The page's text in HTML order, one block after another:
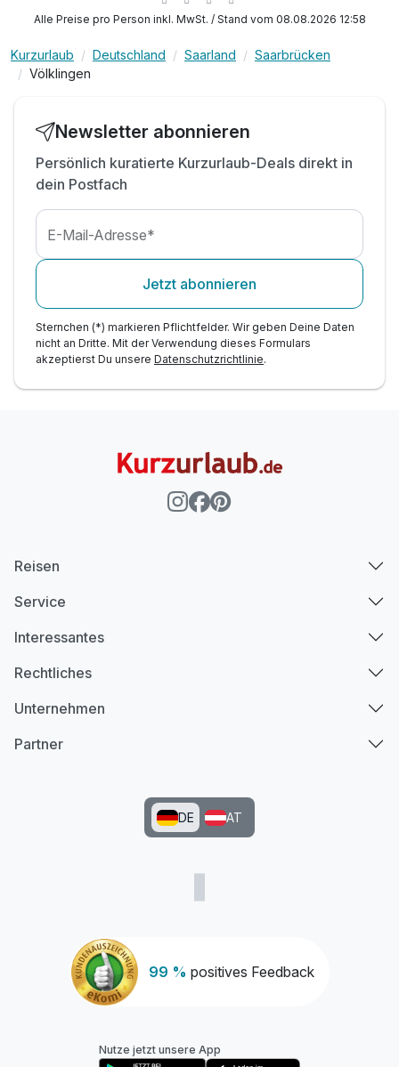
1 x eine Flasche Rotwein auf dem Zimmer
inkl. Parkplatz
Alle Preise pro Person inkl. MwSt. / Stand vom 08.08.2026 12:58
Kurzurlaub Deutschland Saarland
Saarbrücken
Völklingen
Newsletter abonnieren
Persönlich kuratierte Kurzurlaub-Deals direkt in
dein Postfach
E-Mail-Adresse*
Jetzt abonnieren
Sternchen (*) markieren Pflichtfelder. Wir geben Deine Daten
nicht an Dritte. Mit der Verwendung dieses Formulars
akzeptierst Du unsere Datenschutzrichtlinie.
99 % positives Feedback
Reisen
Service
Interessantes
Rechtliches
Unternehmen
Partner
DE AT
Nutze jetzt unsere App